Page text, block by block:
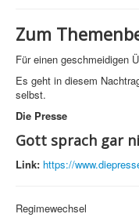
Zum
Für einen geschmeidigen
Es geht in diesem
selbst.
Die Presse
Gott sprach gar
Link: https://
Regimewechsel